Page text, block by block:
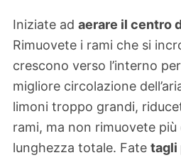
Iniziate ad aerare il centro
Rimuovete i rami che si
crescono verso l’interno
migliore circolazione
limoni troppo grandi,
rami, ma non rimuovete
lunghezza totale. Fate tagli